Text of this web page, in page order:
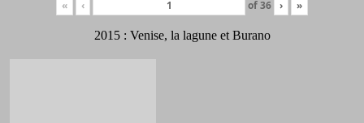
« ‹ of36 › »
2015 : Venise, la lagune et Burano